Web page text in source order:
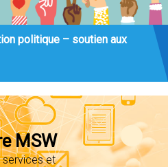
politique – soutien aux
MSW
et